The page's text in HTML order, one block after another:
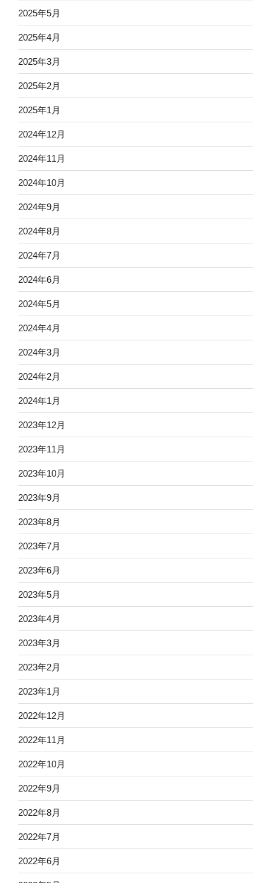
2025年5月
2025年4月
2025年3月
2025年2月
2025年1月
2024年12月
2024年11月
2024年10月
2024年9月
2024年8月
2024年7月
2024年6月
2024年5月
2024年4月
2024年3月
2024年2月
2024年1月
2023年12月
2023年11月
2023年10月
2023年9月
2023年8月
2023年7月
2023年6月
2023年5月
2023年4月
2023年3月
2023年2月
2023年1月
2022年12月
2022年11月
2022年10月
2022年9月
2022年8月
2022年7月
2022年6月